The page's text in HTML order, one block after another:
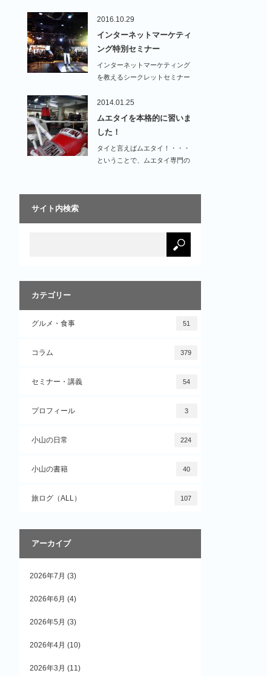
2016.10.29
インターネットマーケティ
ング特別セミナー
インターネットマーケティング
を教えるシークレットセミナー
2014.01.25
ムエタイを本格的に習いま
した！
タイと言えばムエタイ！・・・
ということで、ムエタイ専門の
サイト内検索
カテゴリー
グルメ・食事 51
コラム 379
セミナー・講義 54
プロフィール 3
小山の日常 224
小山の書籍 40
旅ログ（ALL） 107
アーカイブ
2026年7月 (3)
2026年6月 (4)
2026年5月 (3)
2026年4月 (10)
2026年3月 (11)